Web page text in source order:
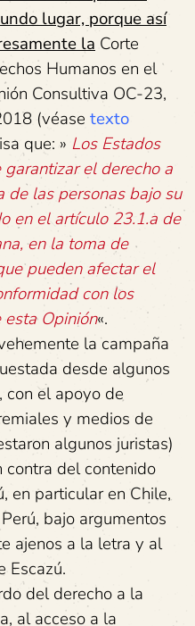
lugar, porque así
la Corte
Humanos en el
Consultiva OC-23,
(véase texto
que: » Los Estados
el derecho a
de las personas bajo su
en el artículo 23.1.a de
en la toma de
pueden afectar el
con los
Opinión«.
la campaña
desde algunos
con el apoyo de
y medios de
algunos juristas)
contra del contenido
en particular en Chile,
bajo argumentos
ajenos a la letra y al
Escazú.
del derecho a la
al acceso a la